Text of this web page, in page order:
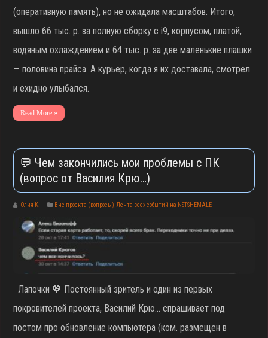
(оперативную память), но не ожидала масштабов. Итого,
вышло 66 тыс. р. за полную сборку с i9, корпусом, платой,
водяным охлаждением и 64 тыс. р. за две маленькие плашки
— половина прайса. А курьер, когда я их доставала, смотрел
и ехидно улыбался.
Read More »
💬 Чем закончились мои проблемы с ПК
(вопрос от Василия Крю…)
Юлия К. Вне проекта (вопросы),Лента всех событий на NSTSHEMALE
Лапочки 💖 Постоянный зритель и один из первых
покровителей проекта, Василий Крю… спрашивает под
постом про обновление компьютера (ком. размещен в